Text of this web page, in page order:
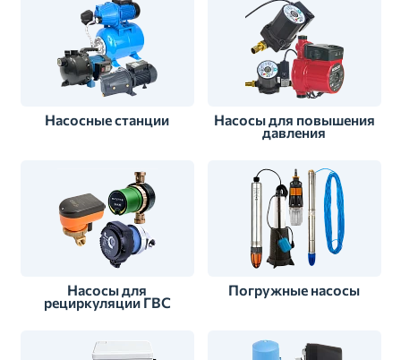
Насосные станции Насосы для повышения
давления
Насосы для
рециркуляции ГВС
Погружные насосы